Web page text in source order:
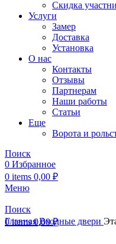
Скидка
Услуги
Замер
Доставка
Установка
О нас
Контакты
Отзывы
Партнерам
Наши работы
Статьи
Еще
Ворота и
Поиск
0 Избранное
0 items 0,00 ₽
Меню
Поиск
0items 0,00₽
ГлавнаяВходные двери